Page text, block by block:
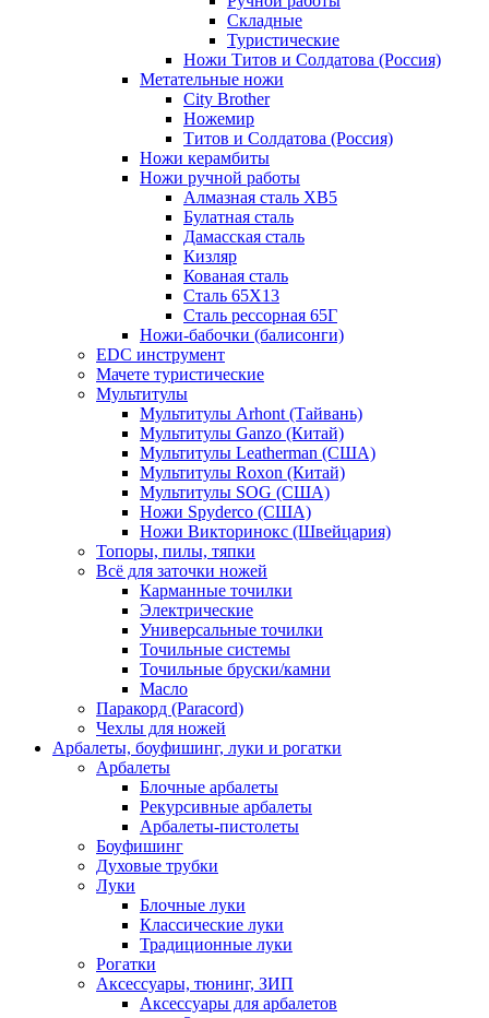
Складные
Туристические
Ножи Титов и Солдатова (Россия)
Метательные ножи
City Brother
Ножемир
Титов и Солдатова (Россия)
Ножи керамбиты
Ножи ручной работы
Алмазная сталь ХВ5
Булатная сталь
Дамасская сталь
Кизляр
Кованая сталь
Сталь 65Х13
Сталь рессорная 65Г
Ножи-бабочки (балисонги)
EDC инструмент
Мачете туристические
Мультитулы
Мультитулы Arhont (Тайвань)
Мультитулы Ganzo (Китай)
Мультитулы Leatherman (США)
Мультитулы Roxon (Китай)
Мультитулы SOG (США)
Ножи Spyderco (США)
Ножи Викторинокс (Швейцария)
Топоры, пилы, тяпки
Всё для заточки ножей
Карманные точилки
Электрические
Универсальные точилки
Точильные системы
Точильные бруски/камни
Масло
Паракорд (Paracord)
Чехлы для ножей
Арбалеты, боуфишинг, луки и рогатки
Арбалеты
Блочные арбалеты
Рекурсивные арбалеты
Арбалеты-пистолеты
Боуфишинг
Духовые трубки
Луки
Блочные луки
Классические луки
Традиционные луки
Рогатки
Аксессуары, тюнинг, ЗИП
Аксессуары для арбалетов